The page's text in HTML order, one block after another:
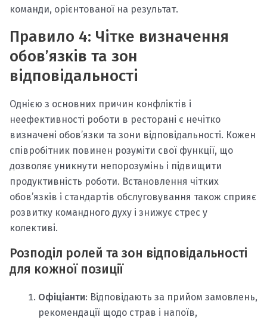
команди, орієнтованої на результат.
Правило 4: Чітке визначення
обов’язків та зон
відповідальності
Однією з основних причин конфліктів і
неефективності роботи в ресторані є нечітко
визначені обов’язки та зони відповідальності. Кожен
співробітник повинен розуміти свої функції, що
дозволяє уникнути непорозумінь і підвищити
продуктивність роботи. Встановлення чітких
обов’язків і стандартів обслуговування також сприяє
розвитку командного духу і знижує стрес у
колективі.
Розподіл ролей та зон відповідальності
для кожної позиції
Офіціанти: Відповідають за прийом замовлень,
рекомендації щодо страв і напоїв,